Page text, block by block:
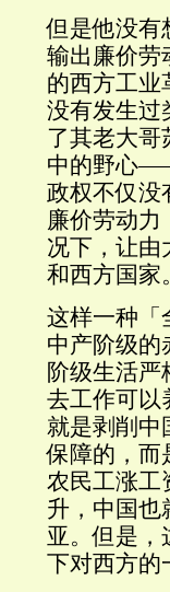
但是他没有
输出廉价劳
的西方工业
没有发生过
了其老大哥
中的野心
政权不仅没
廉价劳动
况下，让由
和西方国家。
这样一种「
中产阶级的
阶级生活
去工作可以
就是剥削中
保障的，而
农民工涨工
升，中国也
亚。但是，
下对西方的